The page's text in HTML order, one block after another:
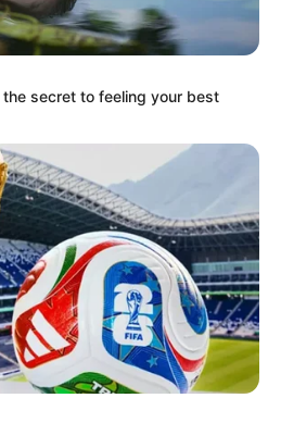
กิด
ฟนของคุณเกิดวันอังคาร เลขที่
ลข 2 และเลข 3 >> 2 + 3 = 5
x 3 = 15 จากนั้นนำ 7 มาหาร
ะ หารไม่ลงตัว) เมื่อคุณได้เศษ
secret to feeling your best